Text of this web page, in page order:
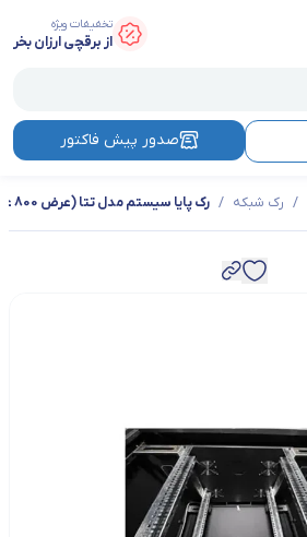
تخفیفات ویژه
از برقچی ارزان بخر
صدور پیش فاکتور
/ رک شبکه / رک پایا سیستم مدل تتا (عرض 800 عمق 800)